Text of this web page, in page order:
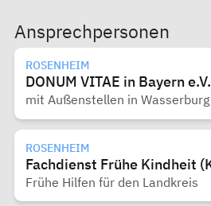
Ansprechpersonen
ROSENHEIM
DONUM VITAE in Bayern e.V.
mit Außenstellen in
ROSENHEIM
Fachdienst Frühe Kindheit
Frühe Hilfen für den Landkreis